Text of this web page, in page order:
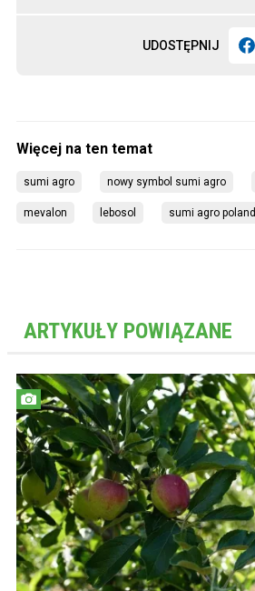
UDOSTĘPNIJ
sumi agro nowy symbol sumi agro
mevalon lebosol sumi agro poland
ARTYKUŁY POWIĄZANE